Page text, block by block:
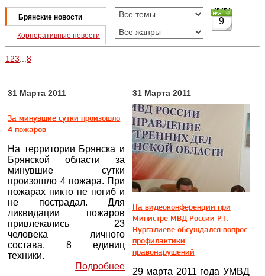
Брянские новости
Корпоративные новости
9
1 23 8
31 Марта 2011
За минувшие сутки произошло
4 пожаров
На территории Брянска и
Брянской области за
минувшие сутки
произошло 4 пожара. При
пожарах никто не погиб и
не пострадал. Для
ликвидации пожаров
привлекались 23
человека личного
состава, 8 единиц
техники.
Подробнее
31 Марта 2011
На видеоконференции при
Министре МВД России Р.Г.
Нургалиеве обсуждался вопрос
профилактики
правонарушений
29 марта 2011 года УМВД